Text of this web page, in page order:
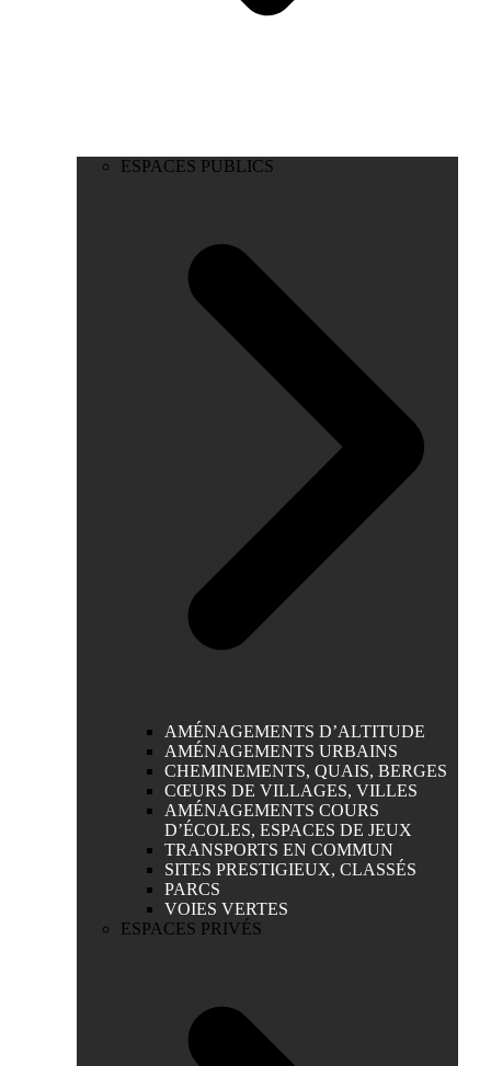
ESPACES PUBLICS
AMÉNAGEMENTS D’ALTITUDE
AMÉNAGEMENTS URBAINS
CHEMINEMENTS, QUAIS, BERGES
CŒURS DE VILLAGES, VILLES
AMÉNAGEMENTS COURS
D’ÉCOLES, ESPACES DE JEUX
TRANSPORTS EN COMMUN
SITES PRESTIGIEUX, CLASSÉS
PARCS
VOIES VERTES
ESPACES PRIVÉS